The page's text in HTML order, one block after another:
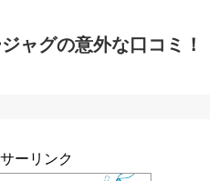
ャグの意外な口コミ！
ーリンク